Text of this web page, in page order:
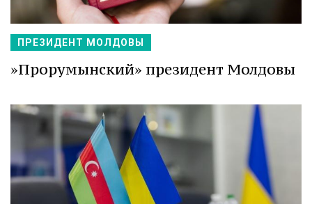
ПРЕЗИДЕНТ МОЛДОВЫ
»Прорумынский» президент Молдовы